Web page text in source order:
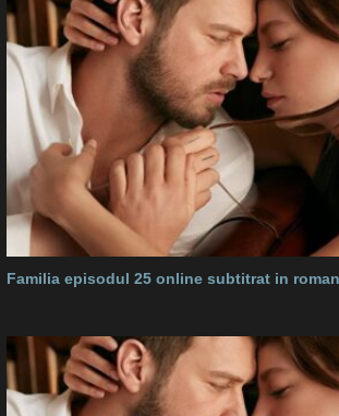
Familia episodul 25 online subtitrat in